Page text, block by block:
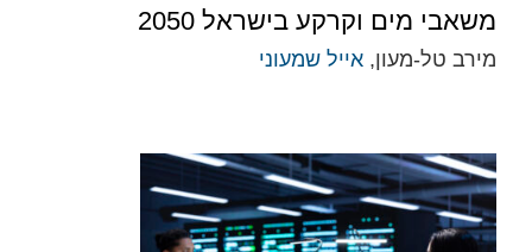
משאבי מים וקרקע בישראל 2050
מירב טל-מעון, אייל שמעוני